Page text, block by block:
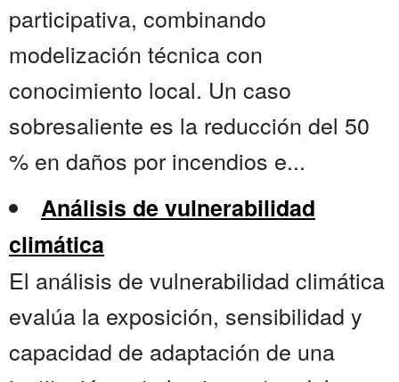
participativa, combinando
modelización técnica con
conocimiento local. Un caso
sobresaliente es la reducción del 50
% en daños por incendios e...
Análisis de vulnerabilidad
climática
El análisis de vulnerabilidad climática
evalúa la exposición, sensibilidad y
capacidad de adaptación de una